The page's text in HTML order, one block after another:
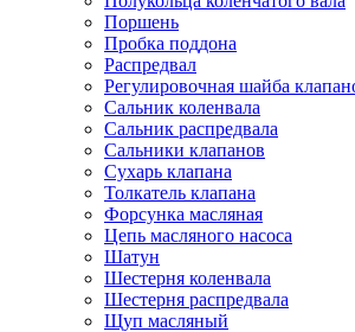
Поршень
Пробка поддона
Распредвал
Регулировочная шайба
Сальник коленвала
Сальник распредвала
Сальники клапанов
Сухарь клапана
Толкатель клапана
Форсунка масляная
Цепь масляного насоса
Шатун
Шестерня коленвала
Шестерня распредвала
Щуп масляный